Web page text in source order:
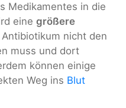
Medikamentes in die
eine größere
nicht den
muss und dort
können einige
Weg ins Blut